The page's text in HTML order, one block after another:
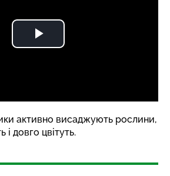
активно висаджують рослини,
і довго цвітуть.